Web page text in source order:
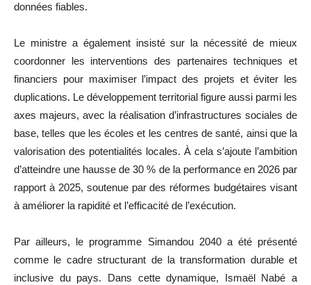
données fiables.
Le ministre a également insisté sur la nécessité de mieux
coordonner les interventions des partenaires techniques et
financiers pour maximiser l’impact des projets et éviter les
duplications. Le développement territorial figure aussi parmi les
axes majeurs, avec la réalisation d’infrastructures sociales de
base, telles que les écoles et les centres de santé, ainsi que la
valorisation des potentialités locales. À cela s’ajoute l’ambition
d’atteindre une hausse de 30 % de la performance en 2026 par
rapport à 2025, soutenue par des réformes budgétaires visant
à améliorer la rapidité et l’efficacité de l’exécution.
Par ailleurs, le programme Simandou 2040a été présenté
comme le cadre structurant de la transformation durable et
inclusive du pays. Dans cette dynamique, Ismaël Nabé a